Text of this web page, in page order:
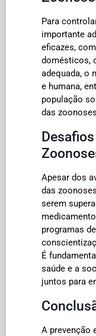
Para
importante
eficazes,
domésticos,
adequada, o
e humana,
população
das
Apesar dos
das
serem
programas
É
saúde e a
juntos para
A prevenção